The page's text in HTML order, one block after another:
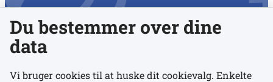
Se alle kontaktnumre
Du bestemmer over dine
data
Vi bruger cookies til at huske dit cookievalg. Enkelte